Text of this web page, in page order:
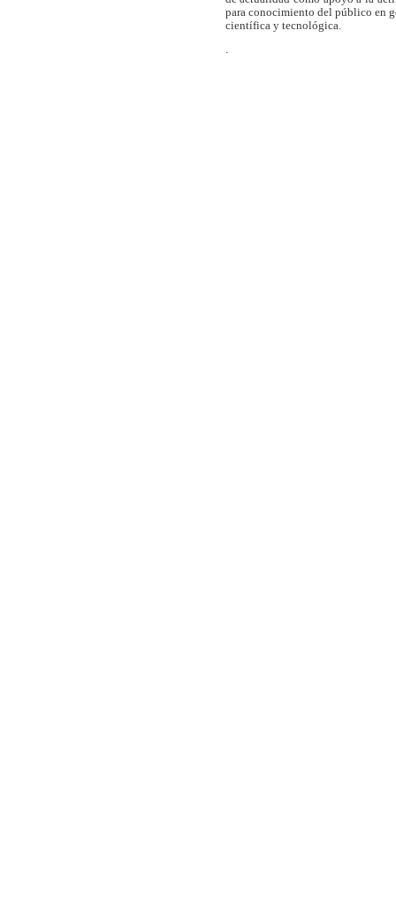
para conocimiento del público en
científica y tecnológica.
.